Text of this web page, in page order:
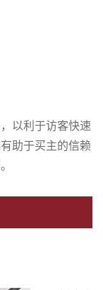
以利于访客快速
助于买主的信赖